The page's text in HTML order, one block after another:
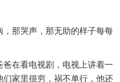
那哭声，那无助的样子每每
在看电视剧，电视上讲着一
家里很穷，祸不单行，他还